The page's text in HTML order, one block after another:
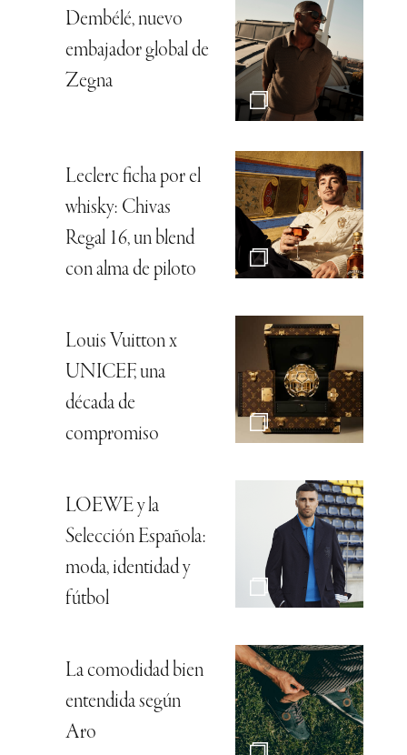
Dembélé, nuevo
embajador global de
Zegna
Leclerc ficha por el
whisky: Chivas
Regal 16, un blend
con alma de piloto
Louis Vuitton x
UNICEF, una
década de
compromiso
LOEWE y la
Selección Española:
moda, identidad y
fútbol
La comodidad bien
entendida según
Aro